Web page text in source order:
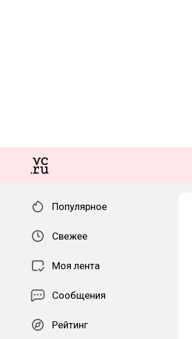
Популярное
Свежее
Моя лента
Сообщения
Рейтинг